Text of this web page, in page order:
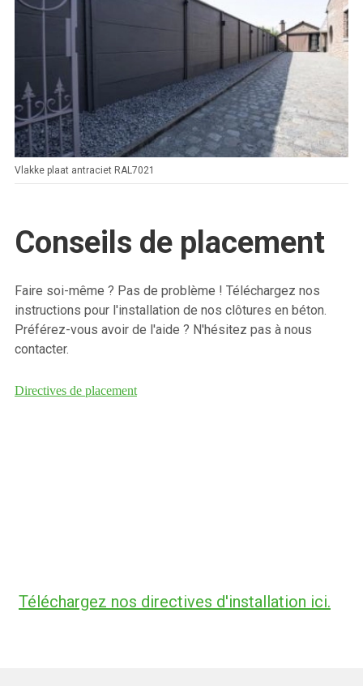
Vlakke plaat antraciet RAL7021
Conseils de placement
Faire soi-même ? Pas de problème ! Téléchargez nos
instructions pour l'installation de nos clôtures en béton.
Préférez-vous avoir de l'aide ? N'hésitez pas à nous
contacter.
Directives de placement
Téléchargez nos directives d'installation ici.